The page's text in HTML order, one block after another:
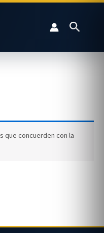
Buscar
que concuerden con la